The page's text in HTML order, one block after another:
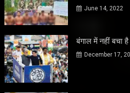
June 14, 2022
बंगाल में नहीं बचा
December 17,